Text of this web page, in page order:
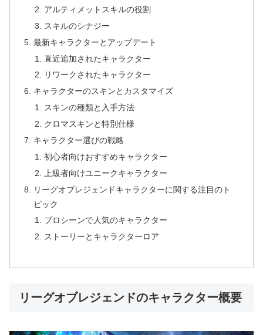
アルティメットスキルの役割
スキルのシナジー
最新キャラクターとアップデート
直近追加されたキャラクター
リワークされたキャラクター
キャラクターのスキンとカスタマイズ
スキンの種類と入手方法
クロマスキンと特別仕様
キャラクター選びの戦略
初心者向けおすすめキャラクター
上級者向けユニークキャラクター
リーグオブレジェンドキャラクターに関する注目のト
ピック
プロシーンで人気のキャラクター
ストーリーとキャラクターロア
リーグオブレジェンドのキャラクター概要